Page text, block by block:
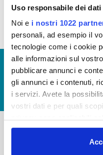
Uso responsabile dei dati
Noi e i nostri 1022
personali, ad esempio il
tecnologie come i cookie
alle informazioni sul
pubblicare annunci e
gli annunci e i contenuti,
i servizi. Avete la
vostri dati e per quali
in cui avete effettuato le
modificare o revocare il
momento dalla
Aquaser srl
© Copyright 2017 - 2026